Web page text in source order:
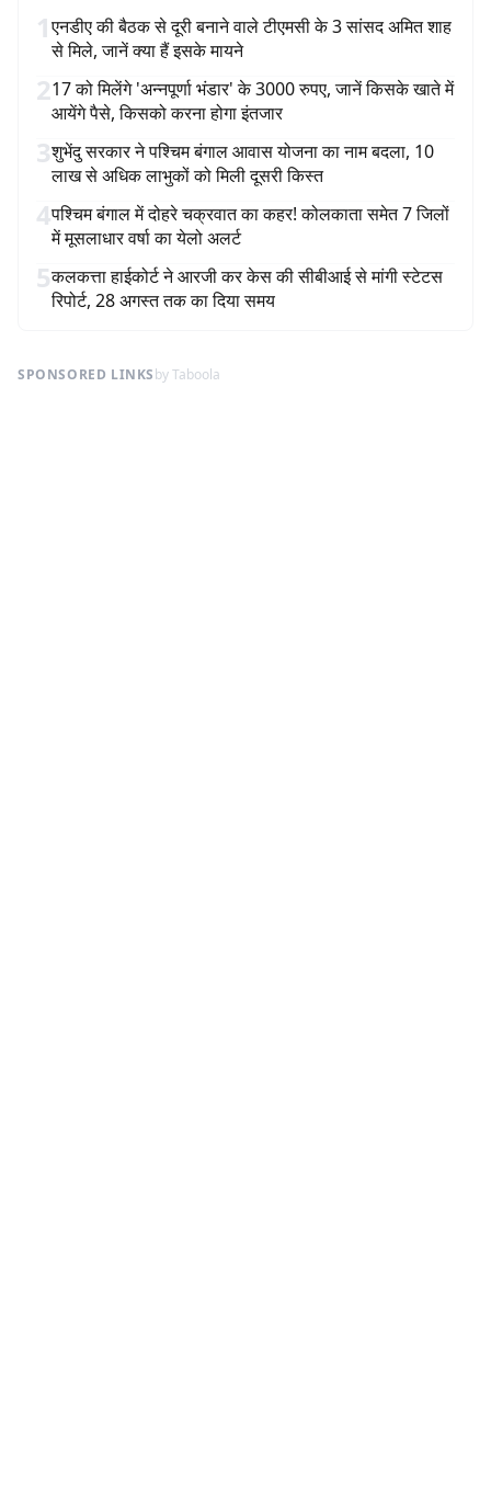
1एनडीए की बैठक से दूरी बनाने वाले टीएमसी के 3 सांसद अमित शाह
से मिले, जानें क्या हैं इसके मायने
217 को मिलेंगे 'अन्नपूर्णा भंडार' के 3000 रुपए, जानें किसके खाते में
आयेंगे पैसे, किसको करना होगा इंतजार
3शुभेंदु सरकार ने पश्चिम बंगाल आवास योजना का नाम बदला, 10
लाख से अधिक लाभुकों को मिली दूसरी किस्त
4पश्चिम बंगाल में दोहरे चक्रवात का कहर! कोलकाता समेत 7 जिलों
में मूसलाधार वर्षा का येलो अलर्ट
5कलकत्ता हाईकोर्ट ने आरजी कर केस की सीबीआई से मांगी स्टेटस
रिपोर्ट, 28 अगस्त तक का दिया समय
SPONSORED LINKSby Taboola